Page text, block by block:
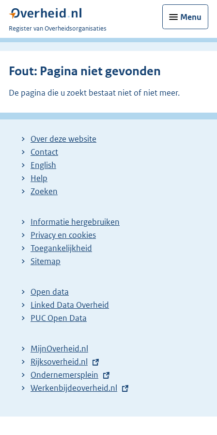
Menu
U
bent
Register van Overheidsorganisaties
Fout: Pagina niet gevonden
De pagina die u zoekt bestaat niet of niet meer.
Over deze website
Contact
English
Help
Zoeken
Informatie hergebruiken
Privacy en cookies
Toegankelijkheid
Sitemap
Open data
Linked Data Overheid
PUC Open Data
MijnOverheid.nl
E
x
t
r
Rijksoverheid.nl
E
x
e
Ondernemersplein
E
t
Werkenbijdeoverheid.nl